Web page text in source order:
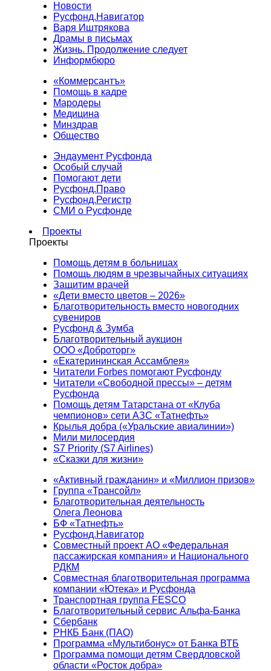
Новости
Русфонд.Навигатор
Варя Иштрякова
Драмы в письмах
Жизнь. Продолжение следует
Информбюро
«Коммерсантъ»
Помощь в кадре
Мародеры
Медицина
Минздрав
Общество
Эндаумент Русфонда
Особый случай
Помогают дети
Русфонд.Право
Русфонд.Регистр
СМИ о Русфонде
Проекты
Проекты
Помощь детям в больницах
Помощь людям в чрезвычайных ситуациях
Защитим врачей
«Дети вместо цветов – 2026»
Благотворительность вместо новогодних
сувениров
Русфонд & Зумба
Благотворительный аукцион
ООО «Доброторг»
«Екатерининская Ассамблея»
Читатели Forbes помогают Русфонду
Читатели «Свободной прессы» – детям
Русфонда
Помощь детям Татарстана от «Клуба
чемпионов» сети АЗС «Татнефть»
Крылья добра («Уральские авиалинии»)
Мили милосердия
S7 Priority (S7 Airlines)
«Сказки для жизни»
«Активный гражданин» и «Миллион призов»
Группа «Трансойл»
Благотворительная деятельность
Олега Леонова
БФ «Татнефть»
Русфонд.Навигатор
Совместный проект АО «Федеральная
пассажирская компания» и Национального
РДКМ
Совместная благотворительная программа
компании «Ютека» и Русфонда
Транспортная группа FESCO
Благотворительный сервис Альфа-Банка
Сбербанк
РНКБ Банк (ПАО)
Программа «Мультибонус» от Банка ВТБ
Программа помощи детям Свердловской
области «Росток добра»